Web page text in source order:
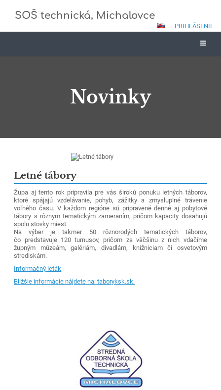
SOŠ technická, Michalovce
PRIHLÁSENIE
Novinky
Letné tábory
Župa aj tento rok pripravila pre vás širokú ponuku letných táborov,
ktoré spájajú vzdelávanie, pohyb, zážitky a zmysluplné trávenie
voľného času. V každom regióne sú pripravené denné aj pobytové
tábory s rôznym tematickým zameraním, pričom kapacity dosahujú
spolu stovky miest.
Na výber je takmer 50 rôznorodých tematických táborov,
čo predstavuje 120 turnusov, pričom za väčšinu z nich vdačíme
župným múzeám, galériám, divadlám, knižniciam či osvetovým
strediskám.
Informačný leták
Bližšie informácie nájdete na: taboryksk.sk.